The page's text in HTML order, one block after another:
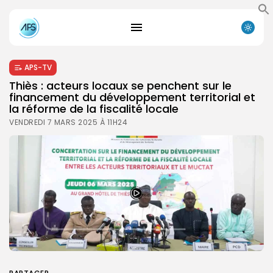
APS-TV
Thiès : acteurs locaux se penchent sur le
financement du développement territorial et
la réforme de la fiscalité locale
VENDREDI 7 MARS 2025 À 11H24